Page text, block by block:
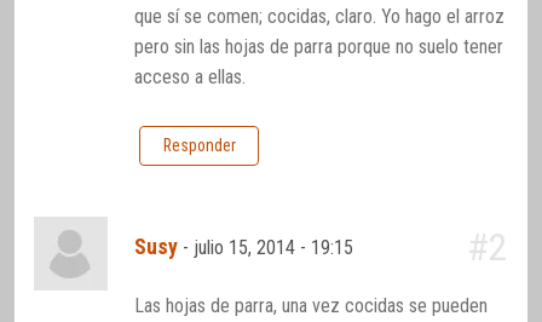
que sí se comen; cocidas, claro. Yo hago el arroz
pero sin las hojas de parra porque no suelo tener
acceso a ellas.
Responder
Susy - julio 15, 2014 - 19:15 #2
Las hojas de parra, una vez cocidas se pueden